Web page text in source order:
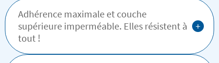
Adhérence maximale et couche
supérieure imperméable. Elles résistent à
tout !
+